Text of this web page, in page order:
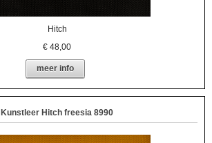
Hitch
€48,00
meer info
Kunstleer Hitch freesia 8990